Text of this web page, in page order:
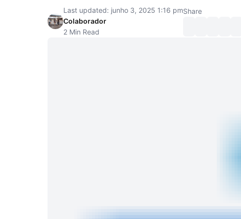
Last updated: junho 3, 2025 1:16 pm
Colaborador
2 Min Read
Share